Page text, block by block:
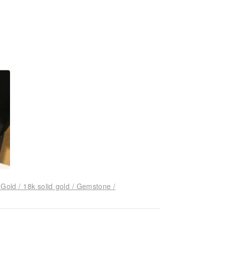
/ 18k solid gold / Gemstone /